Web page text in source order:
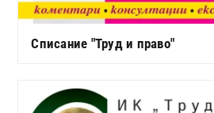
Списание "Труд и право"